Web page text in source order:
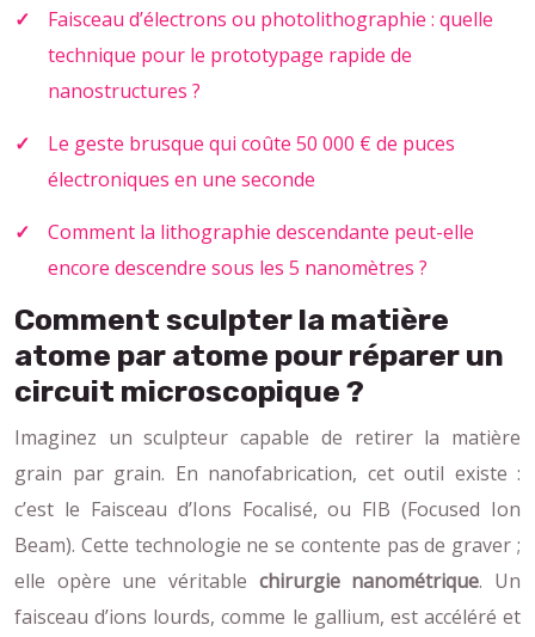
Faisceau d’électrons ou photolithographie : quelle
technique pour le prototypage rapide de
nanostructures ?
Le geste brusque qui coûte 50 000 € de puces
électroniques en une seconde
Comment la lithographie descendante peut-elle
encore descendre sous les 5 nanomètres ?
Comment sculpter la matière
atome par atome pour réparer un
circuit microscopique ?
Imaginez un sculpteur capable de retirer la matière
grain par grain. En nanofabrication, cet outil existe :
c’est le Faisceau d’Ions Focalisé, ou FIB (Focused Ion
Beam). Cette technologie ne se contente pas de graver ;
elle opère une véritable chirurgie nanométrique. Un
faisceau d’ions lourds, comme le gallium, est accéléré et